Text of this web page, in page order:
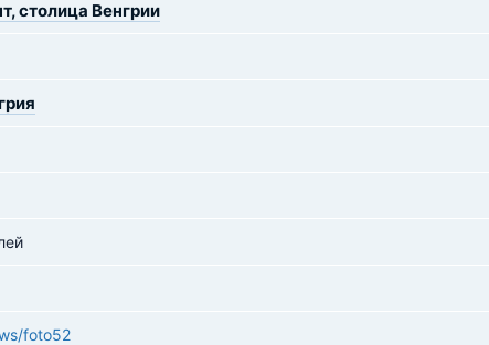
столица Венгрии
foto52